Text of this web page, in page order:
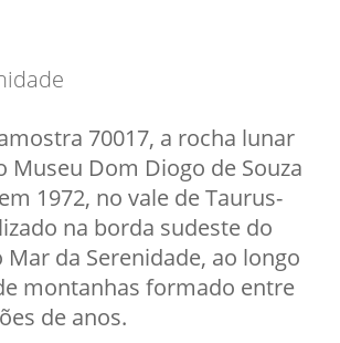
70017, a rocha lunar
Museu Dom Diogo de Souza
1972, no vale de Taurus-
na borda sudeste do
da Serenidade, ao longo
montanhas formado entre
de anos.